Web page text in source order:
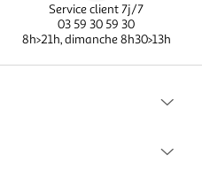
Service client 7j/7
03 59 30 59 30
8h>21h, dimanche 8h30>13h